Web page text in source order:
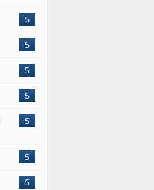
5
5
5
5
5
5
5